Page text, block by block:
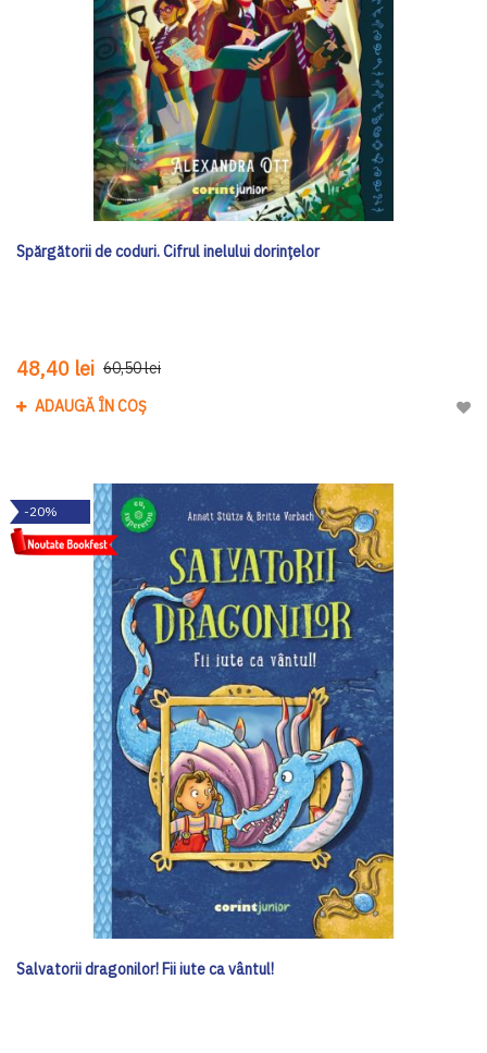
Spărgătorii de coduri. Cifrul inelului dorințelor
48,40 lei 60,50 lei
ADAUGĂ ÎN COȘ
-20%
Salvatorii dragonilor! Fii iute ca vântul!